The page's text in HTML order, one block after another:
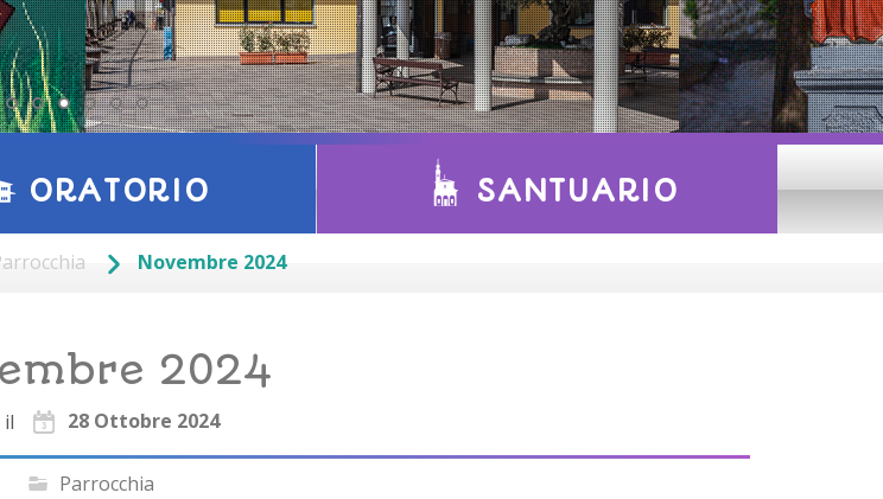
ORATORIO SANTUARIO
Novembre 2024
2024
il 28 Ottobre 2024
Parrocchia